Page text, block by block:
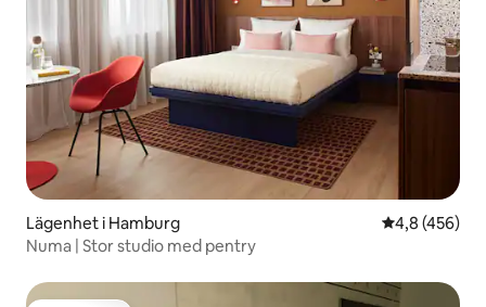
Lägenhet i Hamburg 4,8 av 5 i
4,8 (456)
Numa | Stor studio med pentry